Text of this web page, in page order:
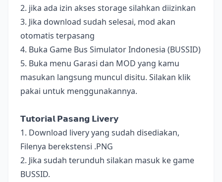
2. jika ada izin akses storage silahkan diizinkan
3. Jika download sudah selesai, mod akan
otomatis terpasang
4. Buka Game Bus Simulator Indonesia (BUSSID)
5. Buka menu Garasi dan MOD yang kamu
masukan langsung muncul disitu. Silakan klik
pakai untuk menggunakannya.
𝗧𝘂𝘁𝗼𝗿𝗶𝗮𝗹 𝗣𝗮𝘀𝗮𝗻𝗴 𝗟𝗶𝘃𝗲𝗿𝘆
1. Download livery yang sudah disediakan,
Filenya berekstensi .PNG
2. Jika sudah terunduh silakan masuk ke game
BUSSID.